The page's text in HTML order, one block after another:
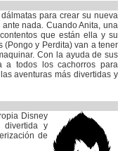
para crear su nueva
nada. Cuando Anita, una
que están ella y su
(Pongo y Perdita) van a tener
Con la ayuda de sus
a todos los cachorros para
aventuras más divertidas y
Disney
divertida y
de